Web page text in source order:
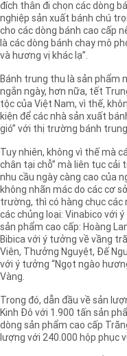
đích thân đi chọn các dòng
nghiệp sản xuất bánh chú
cho các dòng bánh cao cấp
là các dòng bánh chay mô
và hương vị khác lạ”.
Bánh trung thu là sản phẩm
ngắn ngày, hơn nữa, tết
tộc của Việt Nam, vì thế,
kiện để các nhà sản xuất
gió” với thị trường bánh
Tuy nhiên, không vì thế mà
chân tại chỗ” mà liên tục cải
nhu cầu ngày càng cao của
không nhãn mác do các cơ
trường, thì có hàng chục các
các chủng loại: Vinabico với
sản phẩm cao cấp: Hoàng
Bibica với ý tưởng về vầng
Viên, Thưởng Nguyệt, Đế
với ý tưởng “Ngọt ngào
Vàng.
Trong đó, dẫn đầu về sản
Kinh Đô với 1.900 tấn sản
dòng sản phẩm cao cấp
lượng với 240.000 hộp phục